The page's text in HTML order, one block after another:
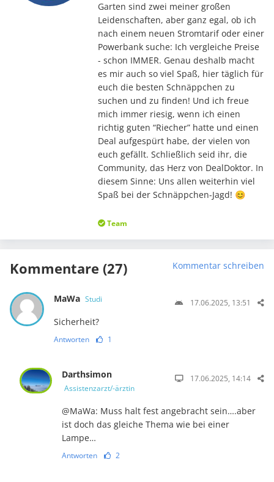
Garten sind zwei meiner großen
Leidenschaften, aber ganz egal, ob ich
nach einem neuen Stromtarif oder einer
Powerbank suche: Ich vergleiche Preise
- schon IMMER. Genau deshalb macht
es mir auch so viel Spaß, hier täglich für
euch die besten Schnäppchen zu
suchen und zu finden! Und ich freue
mich immer riesig, wenn ich einen
richtig guten “Riecher” hatte und einen
Deal aufgespürt habe, der vielen von
euch gefällt. Schließlich seid ihr, die
Community, das Herz von DealDoktor. In
diesem Sinne: Uns allen weiterhin viel
Spaß bei der Schnäppchen-Jagd! 😊
Team
Kommentare (27) Kommentar schreiben
MaWa Studi 17.06.2025, 13:51
Sicherheit?
Antworten 1
Darthsimon
Assistenzarzt/-ärztin
17.06.2025, 14:14
@MaWa: Muss halt fest angebracht sein….aber
ist doch das gleiche Thema wie bei einer
Lampe…
Antworten 2